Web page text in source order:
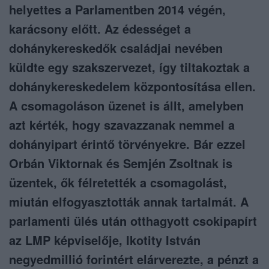
helyettes a Parlamentben 2014 végén,
karácsony előtt. Az édességet a
dohánykereskedők családjai nevében
küldte egy szakszervezet, így tiltakoztak a
dohánykereskedelem központosítása ellen.
A csomagoláson üzenet is állt, amelyben
azt kérték, hogy szavazzanak nemmel a
dohányipart érintő törvényekre. Bár ezzel
Orbán Viktornak és Semjén Zsoltnak is
üzentek, ők félretették a csomagolást,
miután elfogyasztották annak tartalmát. A
parlamenti ülés után otthagyott csokipapírt
az LMP képviselője, Ikotity István
negyedmillió forintért elárverezte, a pénzt a